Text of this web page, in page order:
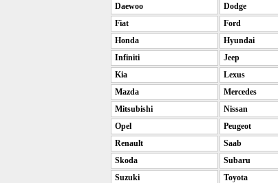
Daewoo
Dodge
Fiat
Ford
Honda
Hyundai
Infiniti
Jeep
Kia
Lexus
Mazda
Mercedes
Mitsubishi
Nissan
Opel
Peugeot
Renault
Saab
Skoda
Subaru
Suzuki
Toyota